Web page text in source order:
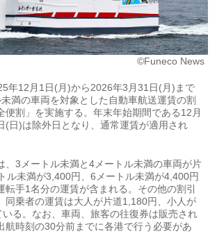
©Funeco News
年12月1日(月)から2026年3月31日(月)まで
満の車両を対象とした自動車航送運賃の割
便割」を実施する。年末年始期間である12月
(日)は除外日となり、通常運賃が適用され
、3メートル未満と4メートル未満の車両が片
ル未満が3,400円、6メートル未満が4,400円
転手1名分の運賃が含まれる。その他の割引
同乗者の運賃は大人が片道1,180円、小人が
いる。なお、車両、旅客の往復券は販売され
航時刻の30分前までに各港で行う必要があ